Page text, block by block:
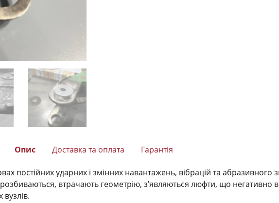
Опис Доставка та оплата Гарантія
постійних ударних і змінних навантажень, вібрацій та абразивного
втрачають геометрію, з’являються люфти, що негативно